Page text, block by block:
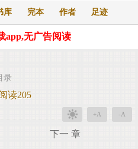
库 完本 作者 足迹
app,无广告阅读
录
读205
+A -A
下一 章